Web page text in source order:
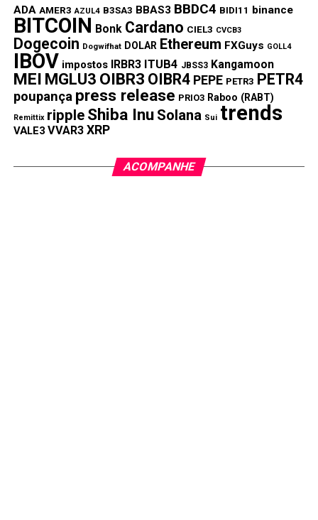
PRÓXIMA:
CATDOG é acusada de se preparar para dar um golpe
de mestre
NÃO PERCA:
Os tokens Trumpcoin, TRUMP e MAGA se
recuperam com a ajudinha de Elon Musk
ADA AMER3 AZUL4 B3SA3 BBAS3 BBDC4 BIDI11 binance
BITCOIN Bonk Cardano CIEL3 CVCB3
Dogecoin Dogwifhat DOLAR Ethereum FXGuys GOLL4
IBOV impostos IRBR3 ITUB4 JBSS3 Kangamoon
MEI MGLU3 OIBR3 OIBR4 PEPE PETR3 PETR4
poupança press release PRIO3 Raboo (RABT)
Remittix ripple Shiba Inu Solana Sui trends
VALE3 VVAR3 XRP
ACOMPANHE